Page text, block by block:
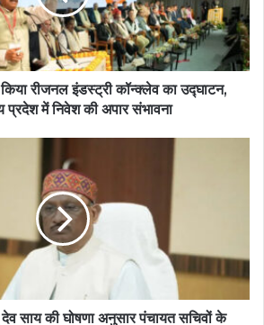
रीजनल इंडस्ट्री कॉन्क्लेव का उद्घाटन,
प्रदेश में निवेश की अपार संभावना
देव साय की घोषणा अनुसार पंचायत सचिवों के